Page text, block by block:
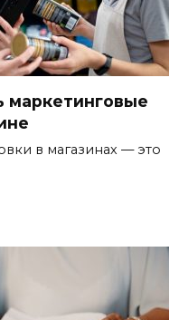
маркетинговые
в магазинах — это